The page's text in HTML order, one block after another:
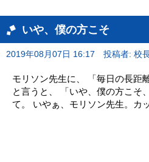
いや、僕の方こそ
2019年08月07日 16:17 投稿者: 校
モリソン先生に、 「毎日の長距
と言うと、 「いや、僕の方こそ
て。 いやぁ、モリソン先生。カ